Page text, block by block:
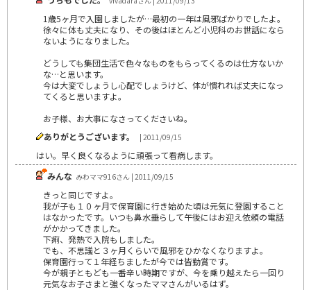
1歳5ヶ月で入園しましたが…最初の一年は風邪ばかりでしたよ。
徐々に体も丈夫になり、その後はほとんど小児科のお世話になら
ないようになりました。
どうしても集団生活で色々なものをもらってくるのは仕方ないか
な…と思います。
今は大変でしょうし心配でしょうけど、体が慣れれば丈夫になっ
てくると思いますよ。
お子様、お大事になさってくださいね。
ありがとうございます。
| 2011/09/15
はい。早く良くなるように頑張って看病します。
みんな みわママ916さん | 2011/09/15
きっと同じですよ。
我が子も１０ヶ月で保育園に行き始めた頃は元気に登園すること
はなかったです。いつも鼻水垂らして午後にはお迎え依頼の電話
がかかってきました。
下痢、発熱で入院もしました。
でも、不思議と３ヶ月くらいで風邪をひかなくなりますよ。
保育園行って１年経ちましたが今では皆勤賞です。
今が親子ともども一番辛い時期ですが、今を乗り越えたら一回り
元気なお子さまと強くなったママさんがいるはず。